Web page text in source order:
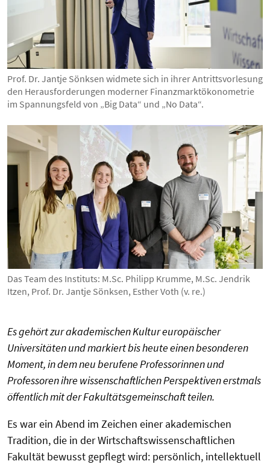
Prof. Dr. Jantje Sönksen widmete sich in ihrer Antrittsvorlesung
den Herausforderungen moderner Finanzmarktökonometrie
im Spannungsfeld von „Big Data“ und „No Data“.
Das Team des Instituts: M.Sc. Philipp Krumme, M.Sc. Jendrik
Itzen, Prof. Dr. Jantje Sönksen, Esther Voth (v. re.)
Es gehört zur akademischen Kultur europäischer
Universitäten und markiert bis heute einen besonderen
Moment, in dem neu berufene Professorinnen und
Professoren ihre wissenschaftlichen Perspektiven erstmals
öffentlich mit der Fakultätsgemeinschaft teilen.
Es war ein Abend im Zeichen einer akademischen
Tradition, die in der Wirtschaftswissenschaftlichen
Fakultät bewusst gepflegt wird: persönlich, intellektuell